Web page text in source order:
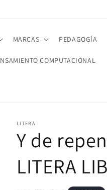
MARCAS PEDAGOGÍA
COMPUTACIONAL
LITERA
Y de
LITERA